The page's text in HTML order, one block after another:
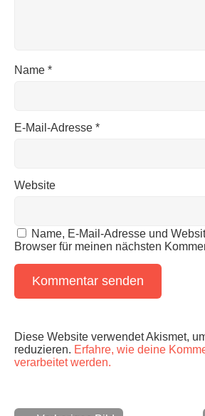
Name *
E-Mail-Adresse *
Website
Name, E-Mail-Adresse und
Browser für meinen nächsten
Diese Website verwendet Akismet,
reduzieren. Erfahre, wie deine
verarbeitet werden.